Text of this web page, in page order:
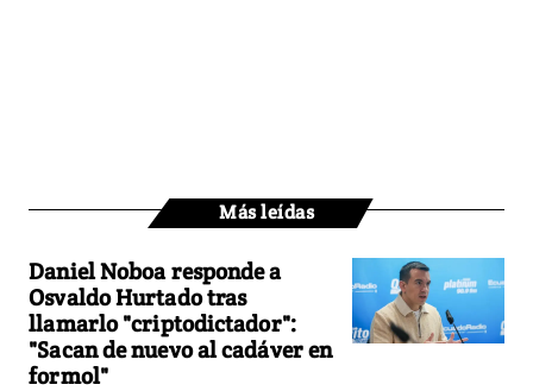
Más leídas
Daniel Noboa responde a
Osvaldo Hurtado tras
llamarlo "criptodictador":
"Sacan de nuevo al cadáver en
formol"